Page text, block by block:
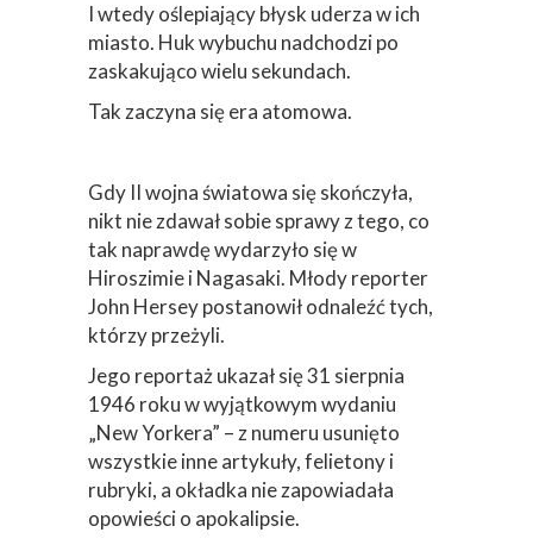
I wtedy oślepiający błysk uderza w ich
miasto. Huk wybuchu nadchodzi po
zaskakująco wielu sekundach.
Tak zaczyna się era atomowa.
Gdy II wojna światowa się skończyła,
nikt nie zdawał sobie sprawy z tego, co
tak naprawdę wydarzyło się w
Hiroszimie i Nagasaki. Młody reporter
John Hersey postanowił odnaleźć tych,
którzy przeżyli.
Jego reportaż ukazał się 31 sierpnia
1946 roku w wyjątkowym wydaniu
„New Yorkera” – z numeru usunięto
wszystkie inne artykuły, felietony i
rubryki, a okładka nie zapowiadała
opowieści o apokalipsie.